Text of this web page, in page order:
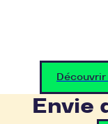
Découvrir
Envie